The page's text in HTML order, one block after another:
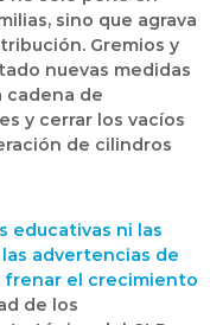
sino que agrava
Gremios y
nuevas medidas
cadena de
y cerrar los vacíos
de cilindros
educativas ni las
advertencias de
frenar el crecimiento
de los